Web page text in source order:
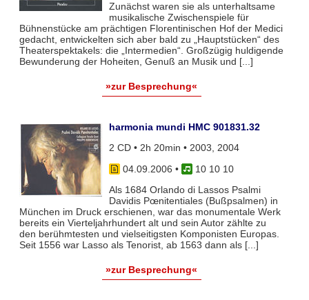
Zunächst waren sie als unterhaltsame
musikalische Zwischenspiele für
Bühnenstücke am prächtigen Florentinischen Hof der Medici
gedacht, entwickelten sich aber bald zu „Hauptstücken“ des
Theaterspektakels: die „Intermedien“. Großzügig huldigende
Bewunderung der Hoheiten, Genuß an Musik und [...]
»zur Besprechung«
harmonia mundi HMC 901831.32
2 CD • 2h 20min • 2003, 2004
04.09.2006 •
10 10 10
Als 1684 Orlando di Lassos Psalmi
Davidis Pœnitentiales (Bußpsalmen) in
München im Druck erschienen, war das monumentale Werk
bereits ein Vierteljahrhundert alt und sein Autor zählte zu
den berühmtesten und vielseitigsten Komponisten Europas.
Seit 1556 war Lasso als Tenorist, ab 1563 dann als [...]
»zur Besprechung«